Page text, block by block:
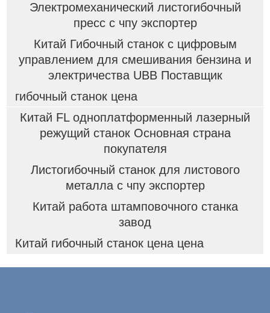
Электромеханический листогибочный
пресс с чпу экспортер
Китай Гибочный станок с цифровым
управлением для смешивания бензина и
электричества UBB Поставщик
гибочный станок цена
Китай FL одноплатформенный лазерный
режущий станок Основная страна
покупателя
Листогибочный станок для листового
металла с чпу экспортер
Китай работа штамповочного станка
завод
Китай гибочный станок цена цена